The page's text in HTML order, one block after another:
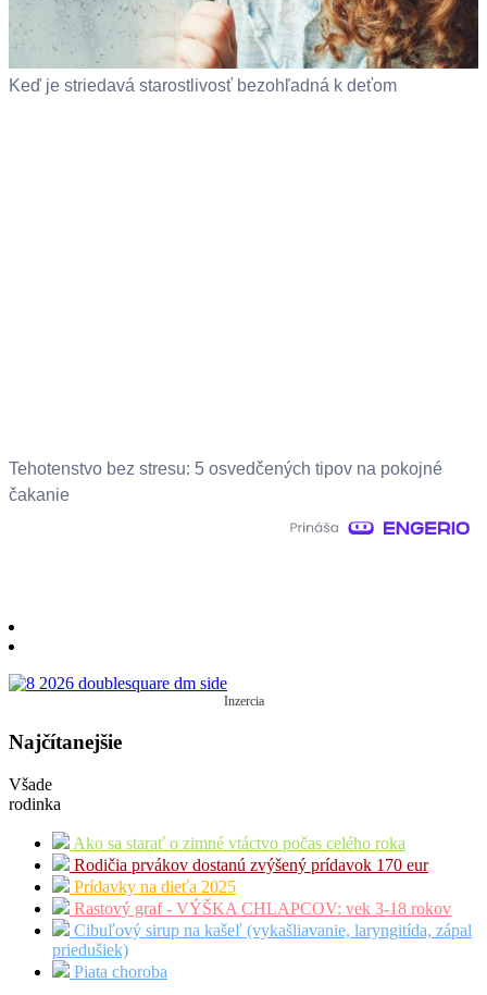
Keď je striedavá starostlivosť bezohľadná k deťom
Tehotenstvo bez stresu: 5 osvedčených tipov na pokojné
čakanie
Inzercia
Najčítanejšie
Všade
rodinka
Ako sa starať o zimné vtáctvo počas celého roka
Rodičia prvákov dostanú zvýšený prídavok 170 eur
Prídavky na dieťa 2025
Rastový graf - VÝŠKA CHLAPCOV: vek 3-18 rokov
Cibuľový sirup na kašeľ (vykašliavanie, laryngitída, zápal
priedušiek)
Piata choroba